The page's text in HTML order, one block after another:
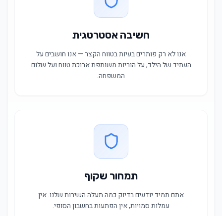
חשיבה אסטרטגית
אנו לא רק פותרים בעיות בטווח הקצר — אנו חושבים על
העתיד של הילד, על הוריות משותפת ארוכת טווח ועל שלום
המשפחה.
תמחור שקוף
אתם תמיד יודעים בדיוק כמה תעלה השירות שלנו. אין
עמלות סמויות, אין הפתעות בחשבון הסופי.